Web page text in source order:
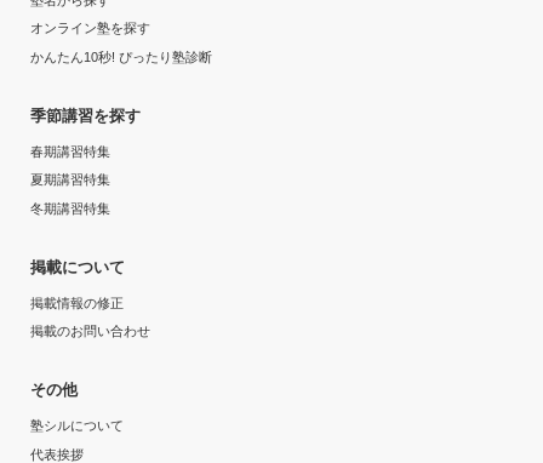
オンライン塾を探す
かんたん10秒! ぴったり塾診断
季節講習を探す
春期講習特集
夏期講習特集
冬期講習特集
掲載について
掲載情報の修正
掲載のお問い合わせ
その他
塾シルについて
代表挨拶